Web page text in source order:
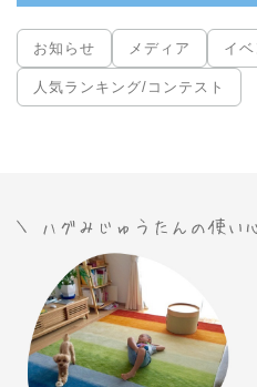
お知らせ メディア イベ
人気ランキング/コンテスト